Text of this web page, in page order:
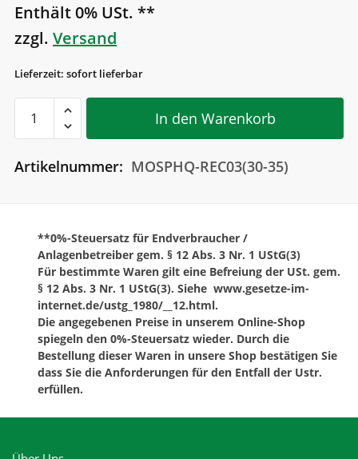
Enthält 0% USt. **
zzgl. Versand
Lieferzeit: sofort lieferbar
Schnellspannendklemme
für
HS-
In den Warenkorb
Artikelnummer: MOSPHQ-REC03(30-35)
**0%-Steuersatz für Endverbraucher /
Anlagenbetreiber gem. § 12 Abs. 3 Nr. 1 UStG(3)
Für bestimmte Waren gilt eine Befreiung der USt. gem.
§ 12 Abs. 3 Nr. 1 UStG(3). Siehe www.gesetze-im-
internet.de/ustg_1980/__12.html.
Die angegebenen Preise in unserem Online-Shop
spiegeln den 0%-Steuersatz wieder. Durch die
Bestellung dieser Waren in unsere Shop bestätigen Sie
dass Sie die Anforderungen für den Entfall der Ustr.
erfüllen.